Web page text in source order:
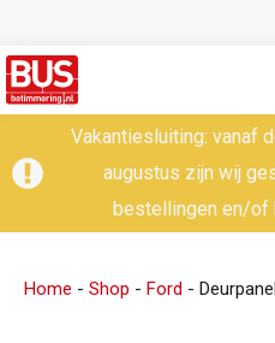
Vakantiesluiting: vanaf
augustus zijn wij
bestellingen en/of
Home - Shop - Ford -